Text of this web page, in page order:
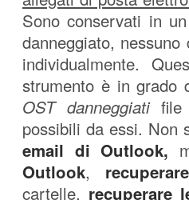
Sono conservati in
danneggiato,
individualmente.
strumento è in grado
OST danneggiatifile
possibili da essi.
email di Outlook,
Outlook,
cartelle, recuperare